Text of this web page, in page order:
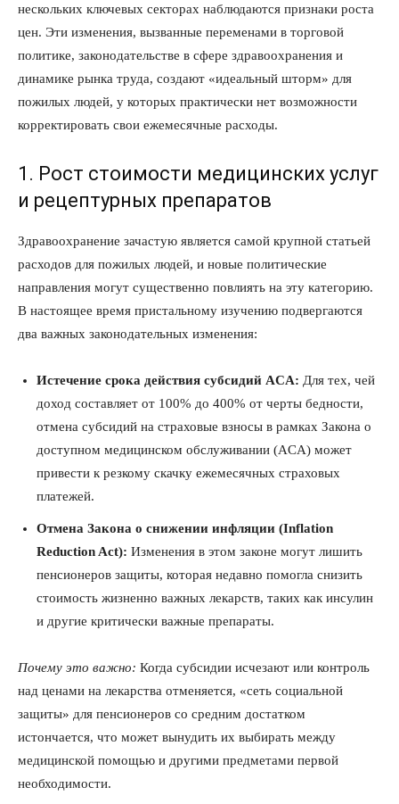
нескольких ключевых секторах наблюдаются признаки роста
цен. Эти изменения, вызванные переменами в торговой
политике, законодательстве в сфере здравоохранения и
динамике рынка труда, создают «идеальный шторм» для
пожилых людей, у которых практически нет возможности
корректировать свои ежемесячные расходы.
1. Рост стоимости медицинских услуг
и рецептурных препаратов
Здравоохранение зачастую является самой крупной статьей
расходов для пожилых людей, и новые политические
направления могут существенно повлиять на эту категорию.
В настоящее время пристальному изучению подвергаются
два важных законодательных изменения:
Истечение срока действия субсидий ACA: Для тех, чей
доход составляет от 100% до 400% от черты бедности,
отмена субсидий на страховые взносы в рамках Закона о
доступном медицинском обслуживании (ACA) может
привести к резкому скачку ежемесячных страховых
платежей.
Отмена Закона о снижении инфляции (Inflation
Reduction Act): Изменения в этом законе могут лишить
пенсионеров защиты, которая недавно помогла снизить
стоимость жизненно важных лекарств, таких как инсулин
и другие критически важные препараты.
Почему это важно: Когда субсидии исчезают или контроль
над ценами на лекарства отменяется, «сеть социальной
защиты» для пенсионеров со средним достатком
истончается, что может вынудить их выбирать между
медицинской помощью и другими предметами первой
необходимости.